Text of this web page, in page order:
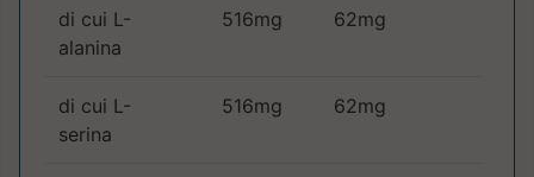
di cui L-
alanina
516mg 62mg
di cui L-
serina
516mg 62mg